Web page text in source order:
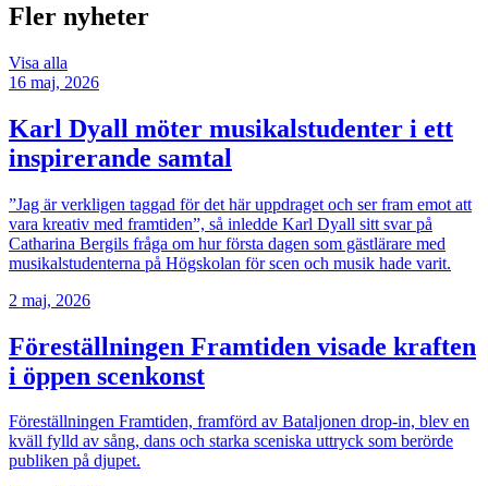
Fler nyheter
Visa alla
16 maj, 2026
Karl Dyall möter musikalstudenter i ett
inspirerande samtal
”Jag är verkligen taggad för det här uppdraget och ser fram emot att
vara kreativ med framtiden”, så inledde Karl Dyall sitt svar på
Catharina Bergils fråga om hur första dagen som gästlärare med
musikalstudenterna på Högskolan för scen och musik hade varit.
2 maj, 2026
Föreställningen Framtiden visade kraften
i öppen scenkonst
Föreställningen Framtiden, framförd av Bataljonen drop-in, blev en
kväll fylld av sång, dans och starka sceniska uttryck som berörde
publiken på djupet.